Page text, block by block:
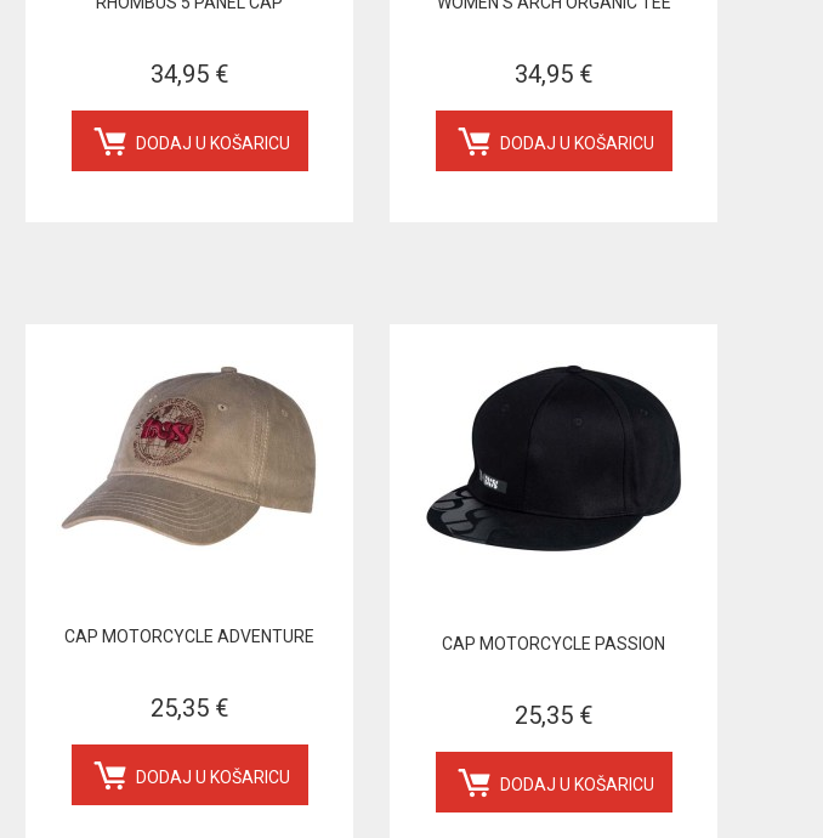
34,95 €
DODAJ U KOŠARICU
34,95 €
DODAJ U KOŠARICU
CAP MOTORCYCLE ADVENTURE
25,35 €
DODAJ U KOŠARICU
CAP MOTORCYCLE PASSION
25,35 €
DODAJ U KOŠARICU